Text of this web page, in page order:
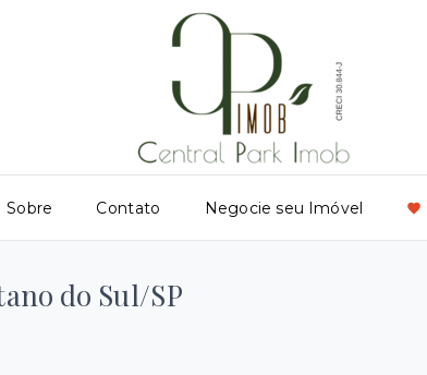
Sobre Contato Negocie seu Imóvel
do Sul/SP